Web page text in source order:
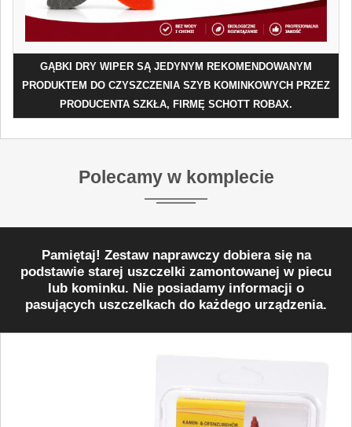
GĄBKI DRY WIPER SĄ JEDYNYM REKOMENDOWANYM
PRODUKTEM DO CZYSZCZENIA SZYB KOMINKOWYCH PRZEZ
PRODUCENTA SZKŁA, FIRMĘ SCHOTT ROBAX.
Polecamy w komplecie
Pamiętaj! Zestaw naprawczy dobiera się na
podstawie starej uszczelki zamontowanej w piecu
lub kominku. Nie posiadamy informacji o
pasujących uszczelkach do każdego urządzenia.